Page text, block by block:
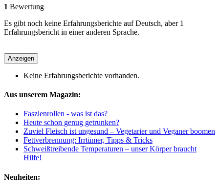
1 Bewertung
Es gibt noch keine Erfahrungsberichte auf Deutsch, aber 1
Erfahrungsbericht in einer anderen Sprache.
Anzeigen
Keine Erfahrungsberichte vorhanden.
Aus unserem Magazin:
Faszienrollen - was ist das?
Heute schon genug getrunken?
Zuviel Fleisch ist ungesund – Vegetarier und Veganer boomen
Fettverbrennung: Irrtümer, Tipps & Tricks
Schweißtreibende Temperaturen – unser Körper braucht
Hilfe!
Neuheiten: